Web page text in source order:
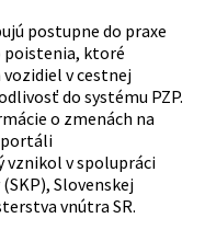
postupne do praxe
poistenia, ktoré
v cestnej
do systému PZP.
o zmenách na
portáli
v spolupráci
Slovenskej
vnútra SR.